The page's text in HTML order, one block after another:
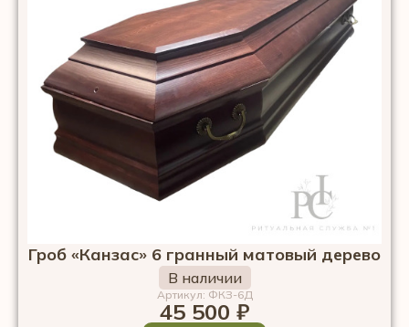
Гроб «Канзас» 6 гранный матовый дерево
В наличии
Артикул: ФКЗ-6Д
45 500 ₽